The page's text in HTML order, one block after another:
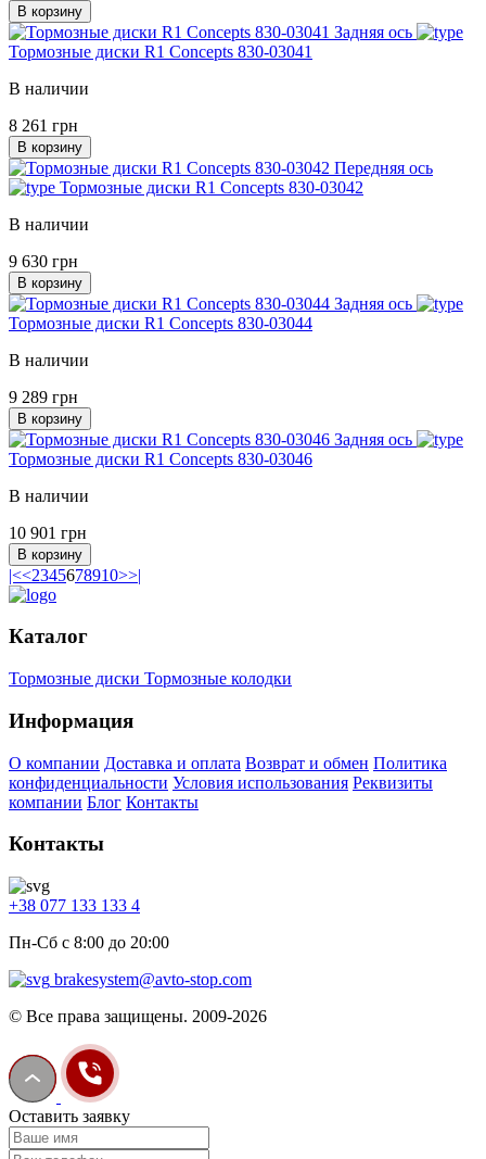
В корзину
Задняя ось
Тормозные диски R1 Concepts 830-03041
В наличии
8 261 грн
В корзину
Передняя ось
Тормозные диски R1 Concepts 830-03042
В наличии
9 630 грн
В корзину
Задняя ось
Тормозные диски R1 Concepts 830-03044
В наличии
9 289 грн
В корзину
Задняя ось
Тормозные диски R1 Concepts 830-03046
В наличии
10 901 грн
В корзину
|<<2345678910>>|
Каталог
Тормозные диски Тормозные колодки
Информация
О компании Доставка и оплата Возврат и обмен Политика
конфиденциальности Условия использования Реквизиты
компании Блог Контакты
Контакты
+38 077 133 133 4
Пн-Сб с 8:00 до 20:00
brakesystem@avto-stop.com
© Все права защищены. 2009-2026
Оставить заявку